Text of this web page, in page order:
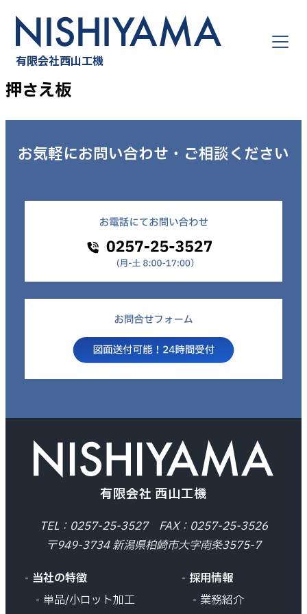
Skip
content
有限会社西山工機
押さえ板
お気軽にお問い合わせ・ ご相談ください
有限会社 西山工機
TEL：0257-25-3527 FAX：0257-25-3526
〒949-3734 新潟県柏崎市大字南条3575-7
当社の特徴
単品/小ロット加工
採用情報
業務紹介